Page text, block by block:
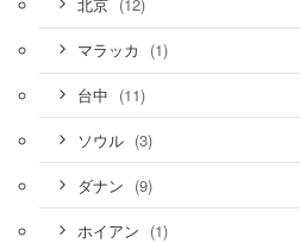
北京
マラッカ (1)
台中 (11)
ソウル (3)
ダナン (9)
ホイアン (1)